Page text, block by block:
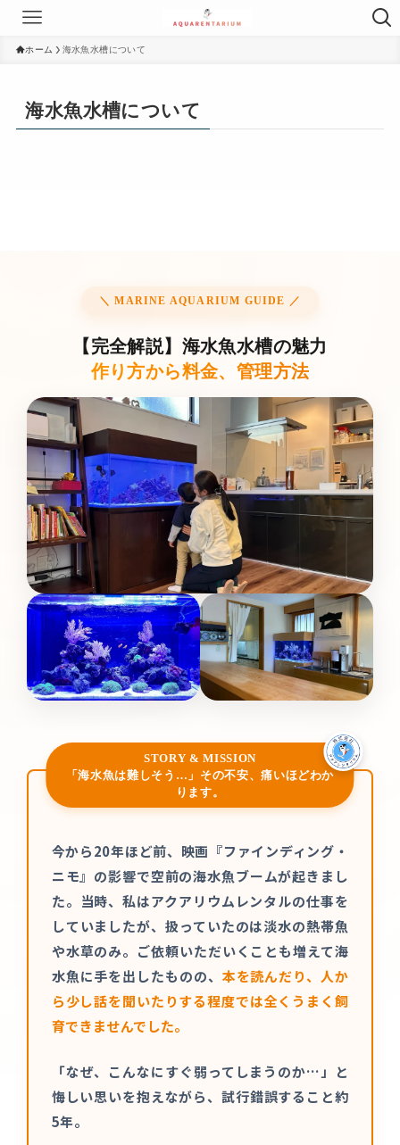
ホーム 海水魚水槽について
海水魚水槽について
＼ MARINE AQUARIUM GUIDE ／
【完全解説】海水魚水槽の魅力
作り方から料金、管理方法
STORY & MISSION
「海水魚は難しそう…」その不安、痛いほどわか
ります。
今から20年ほど前、映画『ファインディング・
ニモ』の影響で空前の海水魚ブームが起きまし
た。当時、私はアクアリウムレンタルの仕事を
していましたが、扱っていたのは淡水の熱帯魚
や水草のみ。ご依頼いただいくことも増えて海
水魚に手を出したものの、 本を読んだり、人か
ら少し話を聞いたりする程度では全くうまく飼
育できませんでした。
「なぜ、こんなにすぐ弱ってしまうのか…」と
悔しい思いを抱えながら、試行錯誤すること約
5年。